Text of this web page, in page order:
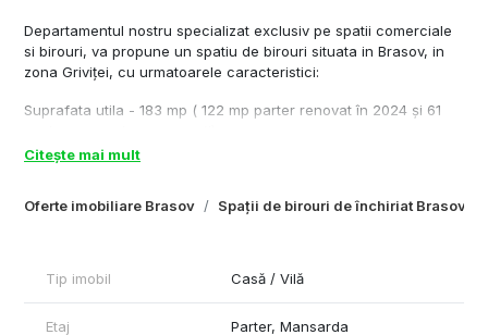
Oferte imobiliare Brasov Spații de birouri de închiriat Brasov
Departamentul nostru specializat exclusiv pe spatii comerciale
si birouri, va propune un spatiu de birouri situata in Brasov, in
zona Griviței, cu urmatoarele caracteristici:
Suprafata utila - 183 mp ( 122 mp parter renovat în 2024 și 61
Suprafața depozitare - 60 mp la mansarda, garaj 26 mp, două
Compartimentare :
Citește mai mult
Tip imobil Casă / Vilă
Etaj Parter, Mansarda